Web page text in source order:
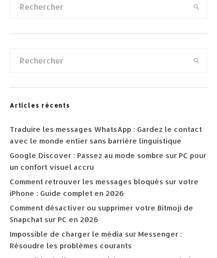
Articles récents
Traduire les messages WhatsApp : Gardez le contact
avec le monde entier sans barrière linguistique
Google Discover : Passez au mode sombre sur PC pour
un confort visuel accru
Comment retrouver les messages bloqués sur votre
iPhone : Guide complet en 2026
Comment désactiver ou supprimer votre Bitmoji de
Snapchat sur PC en 2026
Impossible de charger le média sur Messenger :
Résoudre les problèmes courants